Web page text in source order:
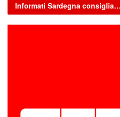
Informati Sardegna consiglia…